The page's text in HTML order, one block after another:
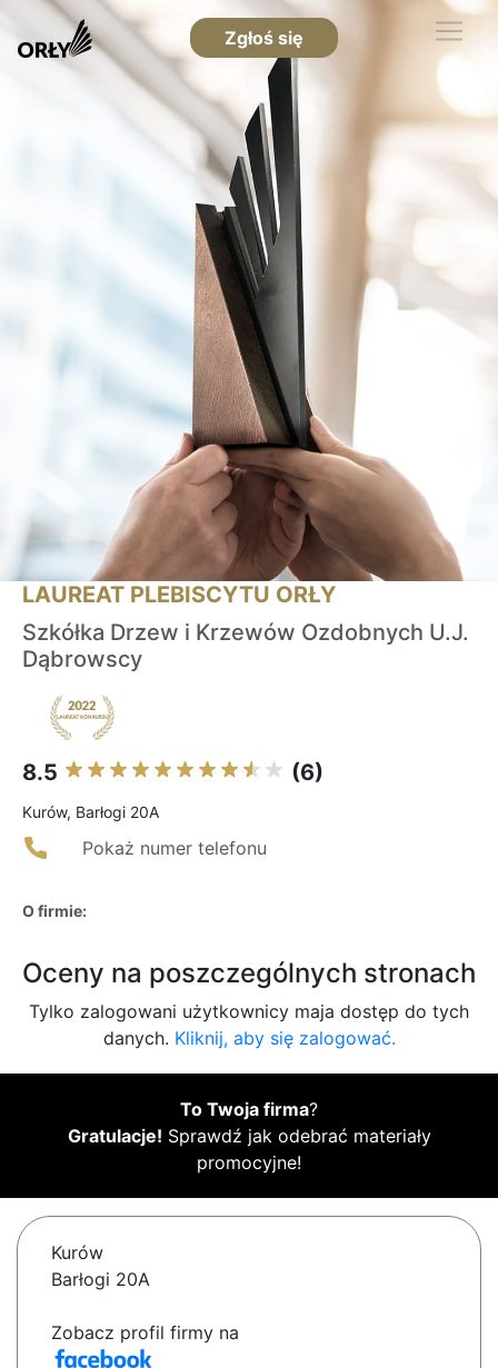
Zgłoś się
LAUREAT PLEBISCYTU ORŁY
Szkółka Drzew i Krzewów Ozdobnych U.J.
Dąbrowscy
8.5 (6)
Kurów, Barłogi 20A
Pokaż numer telefonu
O firmie:
Oceny na poszczególnych stronach
Tylko zalogowani użytkownicy maja dostęp do tych
danych. Kliknij, aby się zalogować.
To Twoja firma?
Gratulacje! Sprawdź jak odebrać materiały
promocyjne!
Kurów
Barłogi 20A
Zobacz profil firmy na